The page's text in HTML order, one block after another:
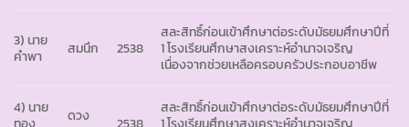
3) นาย
คำพา
สมนึก 2538
สละสิทธิ์ก่อนเข้าศึกษาต่อระดับมัธยมศึกษาปีที่
1 โรงเรียนศึกษาสงเคราะห์อำนาจเจริญ
เนื่องจากช่วยเหลือครอบครัวประกอบอาชีพ
4) นาย
ดวง
สละสิทธิ์ก่อนเข้าศึกษาต่อระดับมัธยมศึกษาปีที่